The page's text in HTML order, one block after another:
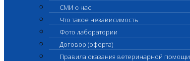
СМИ о нас
Что такое независимость
Фото лаборатории
Договор (оферта)
Правила оказания ветеринарной помощи